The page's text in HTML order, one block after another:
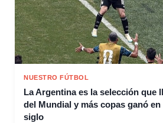
NUESTRO FÚTBOL
La Argentina es la selección que
del Mundial y más copas ganó
siglo